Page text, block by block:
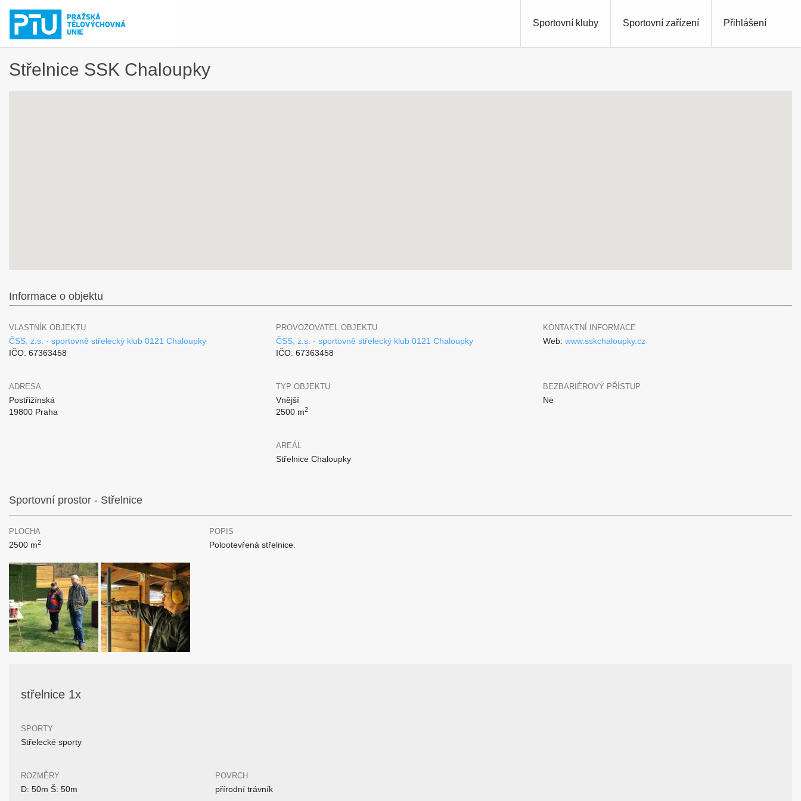
Přihlášení
Sportovní kluby Sportovní zařízení
Střelnice SSK Chaloupky
Informace o objektu
VLASTNÍK OBJEKTU
ČSS, z.s. - sportovně střelecký klub 0121 Chaloupky
IČO: 67363458
PROVOZOVATEL OBJEKTU
ČSS, z.s. - sportovně střelecký klub 0121 Chaloupky
IČO: 67363458
KONTAKTNÍ INFORMACE
Web: www.sskchaloupky.cz
ADRESA
Postřižínská
19800 Praha
TYP OBJEKTU
Vnější
2500 m2
BEZBARIÉROVÝ PŘÍSTUP
Ne
AREÁL
Střelnice Chaloupky
Sportovní prostor - Střelnice
PLOCHA
2500 m2
POPIS
Polootevřená střelnice.
střelnice 1x
SPORTY
Střelecké sporty
ROZMĚRY
D: 50m Š: 50m
POVRCH
přírodní trávník